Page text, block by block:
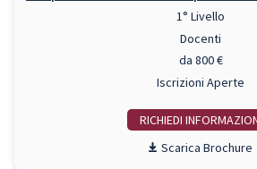
1° Livello
Docenti
da 800 €
Iscrizioni Aperte
RICHIEDI INFO
Scarica Brochure